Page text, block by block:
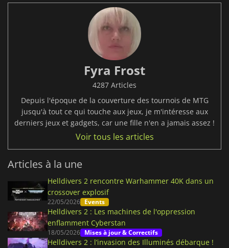
Fyra Frost
4287 Articles
Depuis l'époque de la couverture des tournois de MTG
jusqu'à tout ce qui touche aux jeux, je m'intéresse aux
derniers jeux et gadgets, car une fille n'en a jamais assez !
Voir tous les articles
Articles à la une
Helldivers 2 rencontre Warhammer 40K dans un
crossover explosif
22/05/2026 Events
Helldivers 2 : Les machines de l'oppression
enflamment Cyberstan
18/05/2026 Mises à jour & Correctifs
Helldivers 2 : l’invasion des Illuminés débarque !